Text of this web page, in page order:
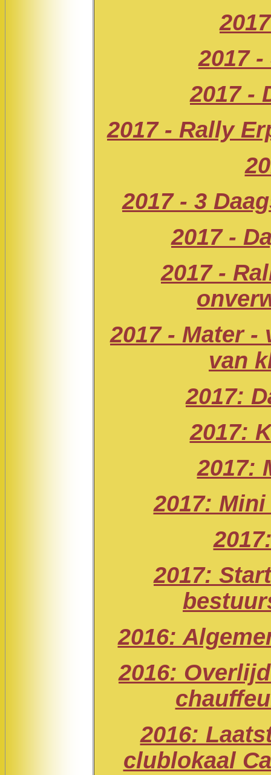
2017
2017 -
2017 - Rally
2017 - 3
2017 -
2017 -
2017 - Mater
van
2017:
2017:
2017:
2017:
2017:
2016:
2016:
2016:
clublokaal